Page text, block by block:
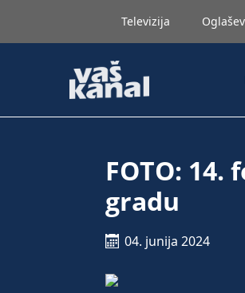
Televizija
FOTO:
gradu
04. junija 2024